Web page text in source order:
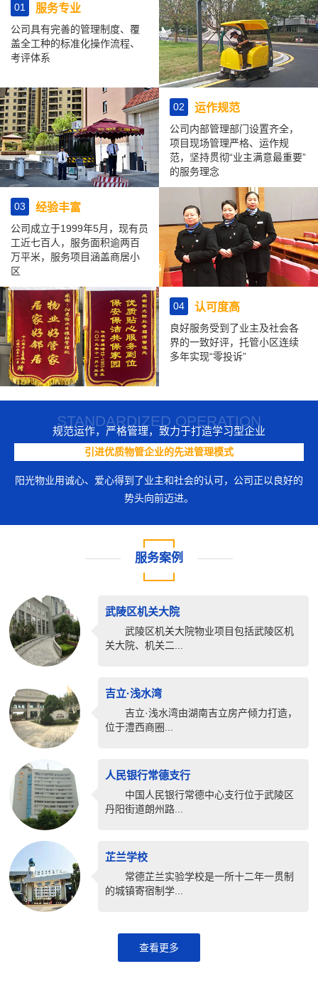
01 服务专业
公司具有完善的管理制度、覆
盖全工种的标准化操作流程、
考评体系
02 运作规范
公司内部管理部门设置齐全，
项目现场管理严格、运作规
范，坚持贯彻“业主满意最重要”
的服务理念
03 经验丰富
公司成立于1999年5月，现有员
工近七百人，服务面积逾两百
万平米，服务项目涵盖商居小
区
04 认可度高
良好服务受到了业主及社会各
界的一致好评，托管小区连续
多年实现“零投诉”
规范运作，严格管理，致力于打造学习型企业
引进优质物管企业的先进管理模式
阳光物业用诚心、爱心得到了业主和社会的认可，公司正以良好的
势头向前迈进。
STANDARDIZED OPERATION
服务案例
武陵区机关大院
武陵区机关大院物业项目包括武陵区机
关大院、机关二...
吉立·浅水湾
吉立·浅水湾由湖南吉立房产倾力打造，
位于澧西商圈...
人民银行常德支行
中国人民银行常德中心支行位于武陵区
丹阳街道朗州路...
芷兰学校
常德芷兰实验学校是一所十二年一贯制
的城镇寄宿制学...
查看更多